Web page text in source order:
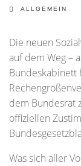
ALLGEMEIN
Die neuen
auf dem Weg –
Bundeskabinett
dem Bundesrat
offiziellen
Was sich aller